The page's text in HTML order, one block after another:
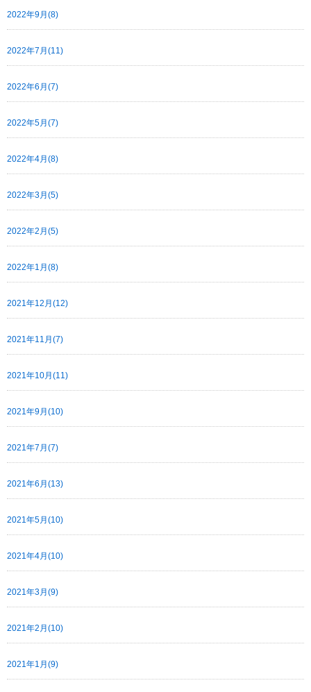
2022年9月(8)
2022年7月(11)
2022年6月(7)
2022年5月(7)
2022年4月(8)
2022年3月(5)
2022年2月(5)
2022年1月(8)
2021年12月(12)
2021年11月(7)
2021年10月(11)
2021年9月(10)
2021年7月(7)
2021年6月(13)
2021年5月(10)
2021年4月(10)
2021年3月(9)
2021年2月(10)
2021年1月(9)